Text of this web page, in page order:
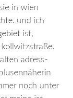
in wien
und ich
ist,
adress-
noch unter